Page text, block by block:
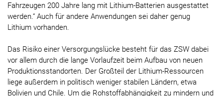
Fahrzeugen 200 Jahre lang mit Lithium-Batterien ausgestattet
werden.“ Auch für andere Anwendungen sei daher genug
Lithium vorhanden.
Das Risiko einer Versorgungslücke besteht für das ZSW dabei
vor allem durch die lange Vorlaufzeit beim Aufbau von neuen
Produktionsstandorten. Der Großteil der Lithium-Ressourcen
liege außerdem in politisch weniger stabilen Ländern, etwa
Bolivien und Chile. Um die Rohstoffabhängigkeit zu mindern und